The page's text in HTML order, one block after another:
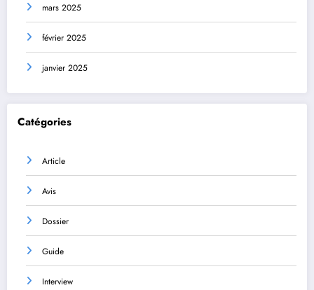
mars 2025
février 2025
janvier 2025
Catégories
Article
Avis
Dossier
Guide
Interview